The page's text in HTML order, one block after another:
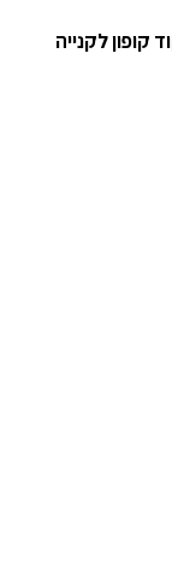
לקנייה